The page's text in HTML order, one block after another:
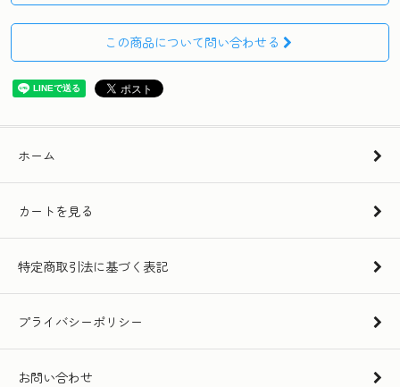
この商品について問い合わせる
ホーム
カートを見る
特定商取引法に基づく表記
プライバシーポリシー
お問い合わせ